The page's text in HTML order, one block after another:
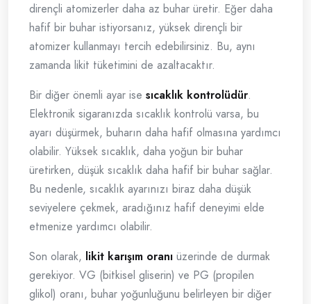
dirençli atomizerler daha az buhar üretir. Eğer daha
hafif bir buhar istiyorsanız, yüksek dirençli bir
atomizer kullanmayı tercih edebilirsiniz. Bu, aynı
zamanda likit tüketimini de azaltacaktır.
Bir diğer önemli ayar ise sıcaklık kontrolüdür.
Elektronik sigaranızda sıcaklık kontrolü varsa, bu
ayarı düşürmek, buharın daha hafif olmasına yardımcı
olabilir. Yüksek sıcaklık, daha yoğun bir buhar
üretirken, düşük sıcaklık daha hafif bir buhar sağlar.
Bu nedenle, sıcaklık ayarınızı biraz daha düşük
seviyelere çekmek, aradığınız hafif deneyimi elde
etmenize yardımcı olabilir.
Son olarak, likit karışım oranı üzerinde de durmak
gerekiyor. VG (bitkisel gliserin) ve PG (propilen
glikol) oranı, buhar yoğunluğunu belirleyen bir diğer